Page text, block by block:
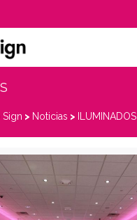
Sign > Noticias > ILUMINADOS